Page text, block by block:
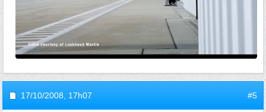
17/10/2008, 17h07 #5